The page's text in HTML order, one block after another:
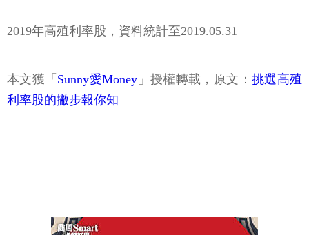
2019年高殖利率股，資料統計至2019.05.31
本文獲「 Sunny愛Money 」授權轉載，原文： 挑選高殖
利率股的撇步報你知